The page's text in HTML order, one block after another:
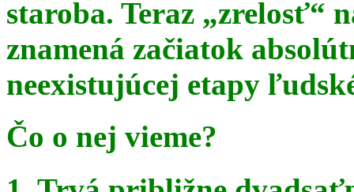
staroba. Teraz „zrelosť“
znamená začiatok
neexistujúcej etapy
Čo o nej vieme?